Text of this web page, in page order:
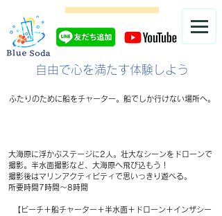
自由で心を満たす体験しよう
ふたりのために船をチャーター。船でしか行けない場所へ。
大海原に浮かぶステージに2人。壮大なシーンをドローンで
撮影。半水面撮影など、大海原へ飛び込もう！
撮影後はマリンアクティビティで思いっきり遊べる。
所要時間7時間〜8時間
【ビーチ＋船チャーター＋半水面＋ドローン＋インザシー